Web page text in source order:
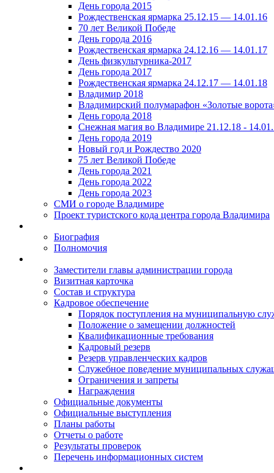
День города 2015
Рождественская ярмарка 25.12.15 — 14.01.16
70 лет Великой Победе
День города 2016
Рождественская ярмарка 24.12.16 — 14.01.17
День физкультурника-2017
День города 2017
Рождественская ярмарка 24.12.17 — 14.01.18
Владимир 2018
Владимирский полумарафон «Золотые
День города 2018
Снежная магия во Владимире 21.12.18 -
День города 2019
Новый год и Рождество 2020
75 лет Великой Победе
День города 2021
День города 2022
День города 2023
СМИ о городе Владимире
Проект туристского кода центра города Владимира
Биография
Полномочия
Заместители главы администрации города
Визитная карточка
Состав и структура
Кадровое обеспечение
Порядок поступления на муниципальную
Положение о замещении должностей
Квалификационные требования
Кадровый резерв
Резерв управленческих кадров
Служебное поведение муниципальных
Ограничения и запреты
Награждения
Официальные документы
Официальные выступления
Планы работы
Отчеты о работе
Результаты проверок
Перечень информационных систем